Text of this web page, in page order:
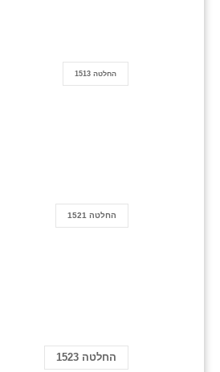
החלטה 1513
החלטה 1521
החלטה 1523